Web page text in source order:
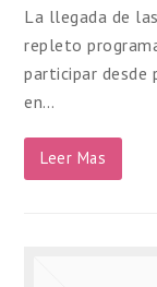
La llegada de
repleto
participar desde
en…
Leer Mas